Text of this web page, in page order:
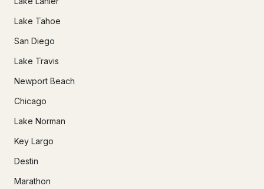
Lake Tahoe
San Diego
Lake Travis
Newport Beach
Chicago
Lake Norman
Key Largo
Destin
Marathon